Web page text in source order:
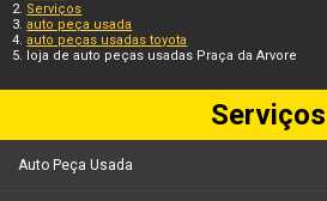
Serviços
auto peça usada
auto peças usadas toyota
loja de auto peças usadas Praça da Arvore
Serviços
Auto Peça Usada